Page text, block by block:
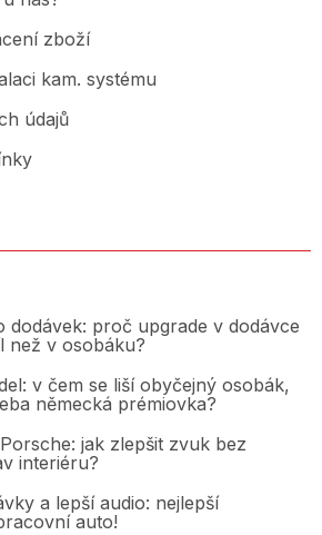
zboží
kam. systému
údajů
dodávek: proč upgrade v dodávce
než v osobáku?
v čem se liší obyčejný osobák,
německá prémiovka?
jak zlepšit zvuk bez
interiéru?
a lepší audio: nejlepší
auto!